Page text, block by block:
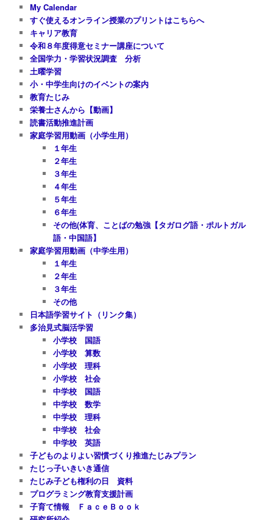
My Calendar
すぐ使えるオンライン授業のプリントはこちらへ
キャリア教育
令和８年度得意セミナー講座について
全国学力・学習状況調査 分析
土曜学習
小・中学生向けのイベントの案内
教育たじみ
栄養士さんから【動画】
読書活動推進計画
家庭学習用動画（小学生用）
１年生
２年生
３年生
４年生
５年生
６年生
その他(体育、ことばの勉強【タガログ語・ポルトガル
語・中国語】
家庭学習用動画（中学生用）
１年生
２年生
３年生
その他
日本語学習サイト（リンク集）
多治見式脳活学習
小学校 国語
小学校 算数
小学校 理科
小学校 社会
中学校 国語
中学校 数学
中学校 理科
中学校 社会
中学校 英語
子どものよりよい習慣づくり推進たじみプラン
たじっ子いきいき通信
たじみ子ども権利の日 資料
プログラミング教育支援計画
子育て情報 ＦａｃｅＢｏｏｋ